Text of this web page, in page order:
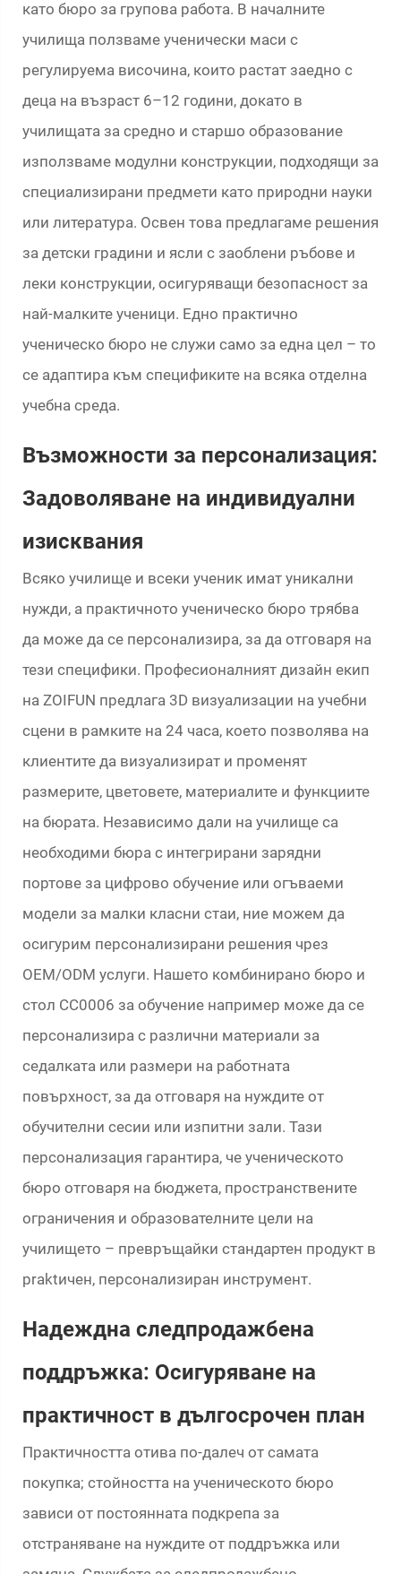
като бюро за групова работа. В началните
училища ползваме ученически маси с
регулируема височина, които растат заедно с
деца на възраст 6–12 години, докато в
училищата за средно и старшо образование
използваме модулни конструкции, подходящи за
специализирани предмети като природни науки
или литература. Освен това предлагаме решения
за детски градини и ясли с заоблени ръбове и
леки конструкции, осигуряващи безопасност за
най-малките ученици. Едно практично
ученическо бюро не служи само за една цел – то
се адаптира към спецификите на всяка отделна
учебна среда.
Възможности за персонализация:
Задоволяване на индивидуални
изисквания
Всяко училище и всеки ученик имат уникални
нужди, а практичното ученическо бюро трябва
да може да се персонализира, за да отговаря на
тези специфики. Професионалният дизайн екип
на ZOIFUN предлага 3D визуализации на учебни
сцени в рамките на 24 часа, което позволява на
клиентите да визуализират и променят
размерите, цветовете, материалите и функциите
на бюрата. Независимо дали на училище са
необходими бюра с интегрирани зарядни
портове за цифрово обучение или огъваеми
модели за малки класни стаи, ние можем да
осигурим персонализирани решения чрез
OEM/ODM услуги. Нашето комбинирано бюро и
стол CC0006 за обучение например може да се
персонализира с различни материали за
седалката или размери на работната
повърхност, за да отговаря на нуждите от
обучителни сесии или изпитни зали. Тази
персонализация гарантира, че ученическото
бюро отговаря на бюджета, пространствените
ограничения и образователните цели на
училището – превръщайки стандартен продукт в
praktичен, персонализиран инструмент.
Надеждна следпродажбена
поддръжка: Осигуряване на
практичност в дългосрочен план
Практичността отива по-далеч от самата
покупка; стойността на ученическото бюро
зависи от постоянната подкрепа за
отстраняване на нуждите от поддръжка или